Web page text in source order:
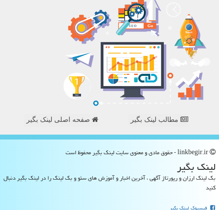
مطالب لینک بگیر صفحه اصلی لینک بگیر
لینك بگیر
بک لینک ارزان و رپورتاژ آگهی ، آخرین اخبار و آموزش های سئو و بک لینک را در لینک بگیر دنبال
کنید